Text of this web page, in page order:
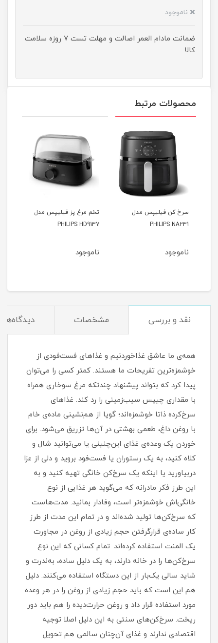
ناموجود
ضمانت مادام العمر اصالت و مهلت تست ۷ روزه سلامت
کالا
محصولات مرتبط
سرخ کن فیلیپس مدل
PHILIPS NA231
ناموجود
تخم مرغ پز فیلیپس مدل
PHILIPS HD9137
ناموجود
نقد و بررسی مشخصات دیدگاه‌ها
همه‌ی ما عاشق غذاخوردنیم و غذاهای فست‌فودی از
خوشمزه‌ترین تفریحات ما هستند. کمتر کسی را می‌توان
پیدا کرد که بتواند پیشنهاد چندتکه مرغ سوخاری همراه
با مقداری چیپس سیب‌زمینی را رد کند. غذاهای
سرخ‌کرده ذاتا خوشمزه‌اند؛ گویا از هم‌نشینی ماده‌ی خام
با روغن داغ، طعمی بهشتی در آن‌ها تزریق می‌شود. برای
خوردن یک وعده‌ی غذای این‌چنینی یا می‌توانید شال و
کلاه کنید، به یک رستوران یا فست‌فود بروید و دلی از عزا
دربیاورید یا اینکه یک سرخ‌کن خانگی تهیه کنید و به
این طرز فکر مادرانه که می‌گوید هر غذایی از نوع
خانگی‌اش خوشمزه‌تر است، وفادار بمانید. مدت‌هاست
که سرخ‌کن‌‌ها تولید شده‌اند و در تمام این مدت از طرز
کار ساده‌ی قرارگرفتن حجم زیادی از روغن در مجاورت
یک المنت استفاده کرده‌اند. تمام کسانی که این نوع
سرخ‌کن‌ها را در خانه دارند، به یک دلیل ساده، به‌ندرت و
شاید سالی یک‌بار از این دستگاه استفاده می‌کنند. دلیل
هم این است که باید حجم زیادی از روغن را در هر وعده
مورد استفاده قرار داد و روغن حرارت‌دیده را هم باید دور
ریخت. سرخ‌کن‌های سنتی به این دلیل اصلا توجیه
اقتصادی ندارند و غذای آن‌چنان سالمی هم تحویل